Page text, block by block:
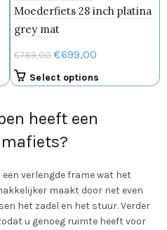
de
Moederfiets 28 inch platina
grey mat
€769,00 Oorspronkelijke
prijs
was:
€699,00
is:
Select options
optie
gekozen
worden
heeft een
verlengde frame wat het
maakt door net even
het zadel en het stuur. Verder
u genoeg ruimte heeft voor